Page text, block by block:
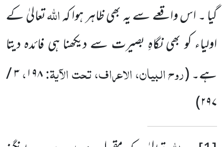
گیا ۔ اس واقعے سے یہ بھی ظاہر ہوا کہاللہتعالیٰ کے
اولیاء کو بھی نگاہِ بصیرت سے دیکھنا ہی فائدہ دیتا
ہے۔(روح البیان، الاعراف، تحت الآیۃ:۱۹۸،۳/
۲۹۷)